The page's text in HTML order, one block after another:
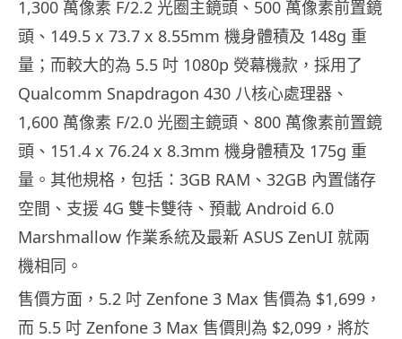
1,300 萬像素 F/2.2 光圈主鏡頭、500 萬像素前置鏡
頭、149.5 x 73.7 x 8.55mm 機身體積及 148g 重
量；而較大的為 5.5 吋 1080p 熒幕機款，採用了
Qualcomm Snapdragon 430 八核心處理器、
1,600 萬像素 F/2.0 光圈主鏡頭、800 萬像素前置鏡
頭、151.4 x 76.24 x 8.3mm 機身體積及 175g 重
量。其他規格，包括：3GB RAM、32GB 內置儲存
空間、支援 4G 雙卡雙待、預載 Android 6.0
Marshmallow 作業系統及最新 ASUS ZenUI 就兩
機相同。
售價方面，5.2 吋 Zenfone 3 Max 售價為 $1,699，
而 5.5 吋 Zenfone 3 Max 售價則為 $2,099，將於